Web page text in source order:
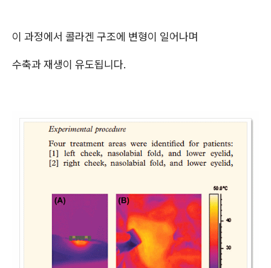
이 과정에서 콜라겐 구조에 변형이 일어나며
수축과 재생이 유도됩니다.